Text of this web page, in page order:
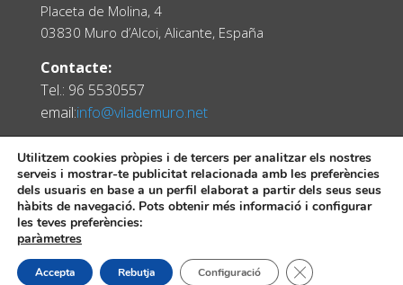
Placeta de Molina, 4
03830 Muro d’Alcoi, Alicante, España
Contacte:
Tel.: 96 5530557
email:info@vilademuro.net
Web desenvolupada pel Servei d'Informàtica
Diputació d'Alacant.
Utilitzem cookies pròpies i de tercers per analitzar els nostres
serveis i mostrar-te publicitat relacionada amb les preferències
dels usuaris en base a un perfil elaborat a partir dels seus seus
hàbits de navegació. Pots obtenir més informació i configurar
les teves preferències:
paràmetres
Accepta Rebutja Configuració Tanca el bàner de